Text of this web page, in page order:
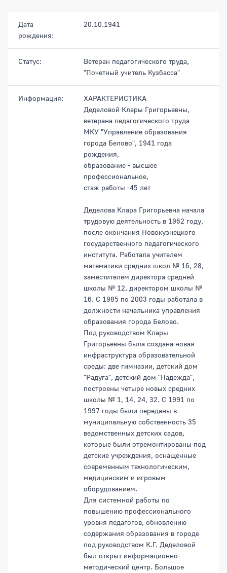
Дата
рождения:
20.10.1941
Статус:
Ветеран педагогического труда,
"Почетный учитель Кузбасса"
Информация:
ХАРАКТЕРИСТИКА
Деделовой Клары Григорьевны,
ветерана педагогического труда
МКУ "Управление образования
города Белово", 1941 года
рождения,
образование - высшее
профессиональное,
стаж работы -45 лет
Деделова Клара Григорьевна начала
трудовую деятельность в 1962 году,
после окончания Новокузнецкого
государственного педагогического
института. Работала учителем
математики средних школ № 16, 28,
заместителем директора средней
школы № 12, директором школы №
16. С 1985 по 2003 годы работала в
должности начальника управления
образования города Белово.
Под руководством Клары
Григорьевны была создана новая
инфраструктура образовательной
среды: две гимназии, детский дом
"Радуга", детский дом "Надежда",
построены четыре новых средних
школы № 1, 14, 24, 32. С 1991 по
1997 годы были переданы в
муниципальную собственность 35
ведомственных детских садов,
которые были отремонтированы под
детские учреждения, оснащенные
современным технологическим,
медицинским и игровым
оборудованием.
Для системной работы по
повышению профессионального
уровня педагогов, обновлению
содержания образования в городе
под руководством К.Г. Деделовой
был открыт информационно-
методический центр. Большое